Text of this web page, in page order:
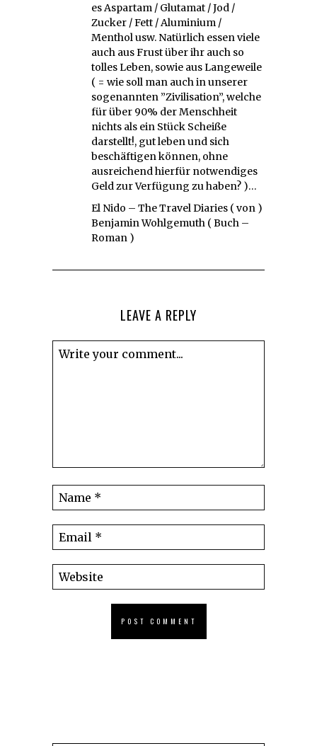
es Aspartam / Glutamat / Jod /
Zucker / Fett / Aluminium /
Menthol usw. Natürlich essen viele
auch aus Frust über ihr auch so
tolles Leben, sowie aus Langeweile
( = wie soll man auch in unserer
sogenannten ”Zivilisation”, welche
für über 90% der Menschheit
nichts als ein Stück Scheiße
darstellt!, gut leben und sich
beschäftigen können, ohne
ausreichend hierfür notwendiges
Geld zur Verfügung zu haben? )…
El Nido – The Travel Diaries ( von )
Benjamin Wohlgemuth ( Buch –
Roman )
LEAVE A REPLY